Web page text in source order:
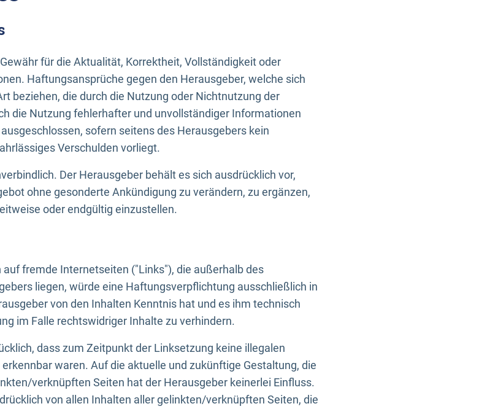
für die Aktualität, Korrektheit, Vollständigkeit oder
Haftungsansprüche gegen den Herausgeber, welche sich
beziehen, die durch die Nutzung oder Nichtnutzung der
die Nutzung fehlerhafter und unvollständiger Informationen
sofern seitens des Herausgebers kein
Verschulden vorliegt.
Der Herausgeber behält es sich ausdrücklich vor,
ohne gesonderte Ankündigung zu verändern, zu ergänzen,
oder endgültig einzustellen.
fremde Internetseiten ("Links"), die außerhalb des
liegen, würde eine Haftungsverpflichtung ausschließlich in
von den Inhalten Kenntnis hat und es ihm technisch
im Falle rechtswidriger Inhalte zu verhindern.
dass zum Zeitpunkt der Linksetzung keine illegalen
waren. Auf die aktuelle und zukünftige Gestaltung, die
verknüpften Seiten hat der Herausgeber keinerlei Einfluss.
von allen Inhalten aller gelinkten/verknüpften Seiten, die